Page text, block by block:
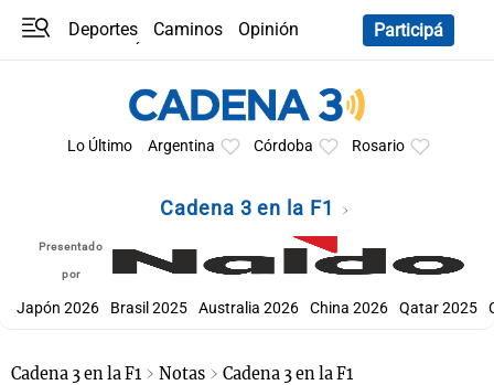
Deportes Caminos
Opinión
Participá
Lo Último Argentina Córdoba Rosario
Cadena 3 en la F1
Presentado
por
Japón 2026 Brasil 2025 Australia 2026 China 2026 Qatar 2025
Cadena 3 en la F1 Notas Cadena 3 en la F1